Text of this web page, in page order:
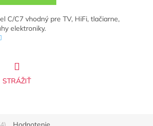
C/C7 vhodný pre TV, HiFi, tlačiarne,
elektroniky.
STRÁŽIŤ